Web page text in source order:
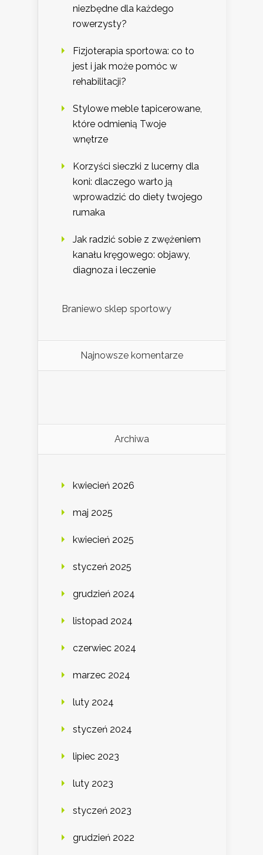
niezbędne dla każdego
rowerzysty?
Fizjoterapia sportowa: co to
jest i jak może pomóc w
rehabilitacji?
Stylowe meble tapicerowane,
które odmienią Twoje
wnętrze
Korzyści sieczki z lucerny dla
koni: dlaczego warto ją
wprowadzić do diety twojego
rumaka
Jak radzić sobie z zwężeniem
kanału kręgowego: objawy,
diagnoza i leczenie
Braniewo sklep sportowy
Najnowsze komentarze
Archiwa
kwiecień 2026
maj 2025
kwiecień 2025
styczeń 2025
grudzień 2024
listopad 2024
czerwiec 2024
marzec 2024
luty 2024
styczeń 2024
lipiec 2023
luty 2023
styczeń 2023
grudzień 2022